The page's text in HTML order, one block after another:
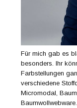
Für mich gab es
besonders. Ihr
Farbstellungen
verschiedene
Micromodal,